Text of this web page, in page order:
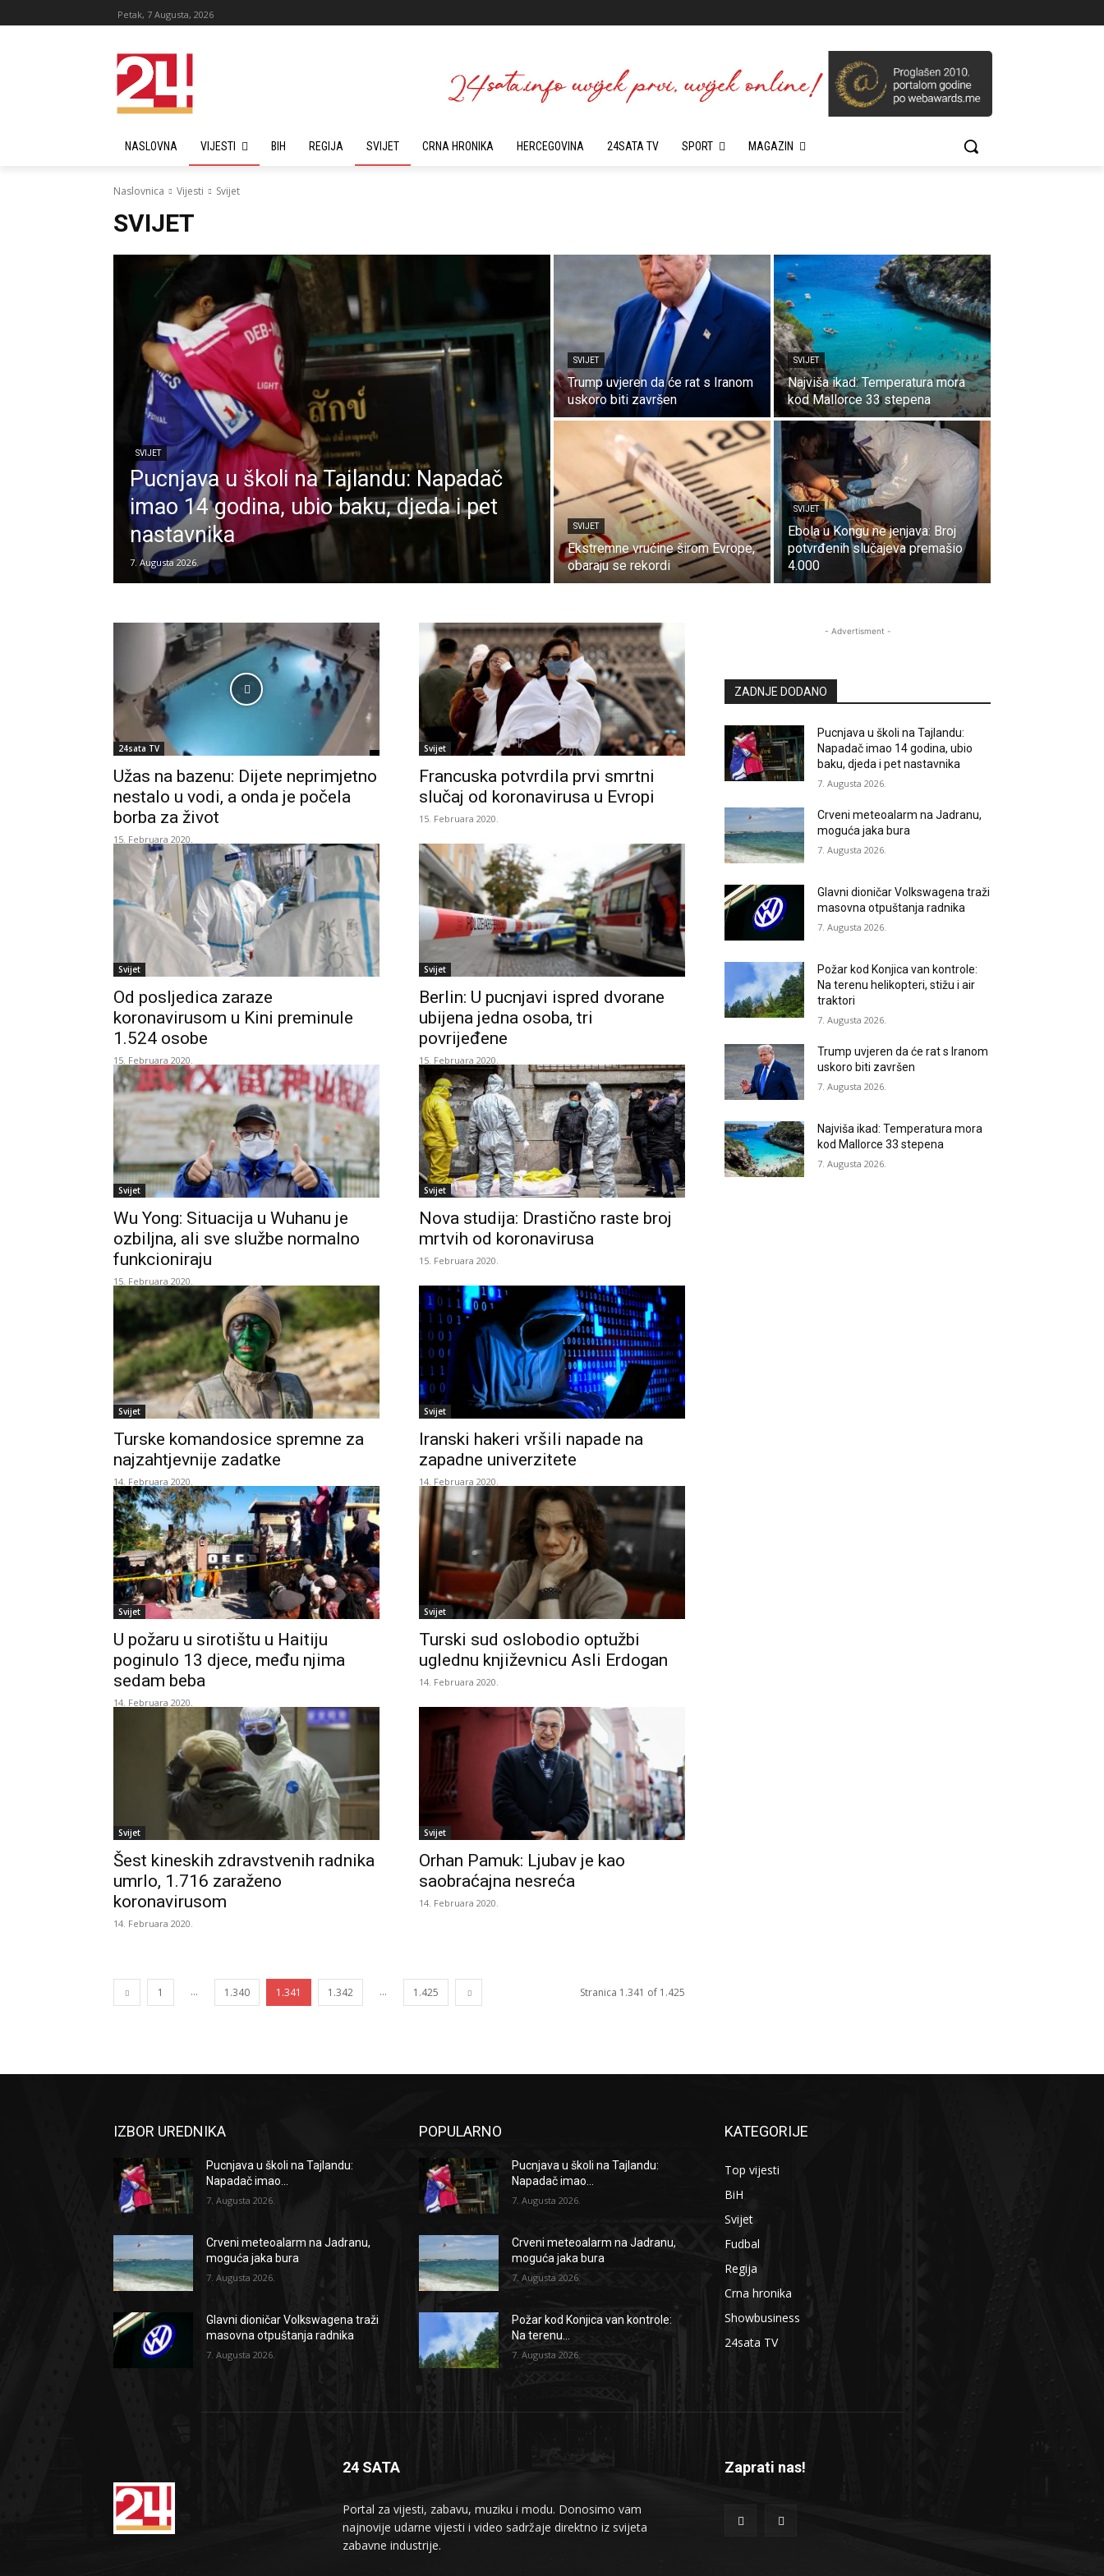
Petak, 7 Augusta, 2026
NASLOVNA VIJESTI BIH REGIJA SVIJET CRNA HRONIKA HERCEGOVINA 24SATA TV SPORT MAGAZIN
Naslovnica Vijesti Svijet
SVIJET
SVIJET
Pucnjava u školi na Tajlandu: Napadač
imao 14 godina, ubio baku, djeda i pet
nastavnika
7. Augusta 2026.
SVIJET
Trump uvjeren da će rat s Iranom
uskoro biti završen
SVIJET
Najviša ikad: Temperatura mora
kod Mallorce 33 stepena
SVIJET
Ekstremne vrućine širom Evrope,
obaraju se rekordi
SVIJET
Ebola u Kongu ne jenjava: Broj
potvrđenih slučajeva premašio
4.000
24sata TV
Užas na bazenu: Dijete neprimjetno
nestalo u vodi, a onda je počela
borba za život
15. Februara 2020.
Svijet
Francuska potvrdila prvi smrtni
slučaj od koronavirusa u Evropi
15. Februara 2020.
Svijet
Od posljedica zaraze
koronavirusom u Kini preminule
1.524 osobe
15. Februara 2020.
Svijet
Berlin: U pucnjavi ispred dvorane
ubijena jedna osoba, tri
povrijeđene
15. Februara 2020.
Svijet
Wu Yong: Situacija u Wuhanu je
ozbiljna, ali sve službe normalno
funkcioniraju
15. Februara 2020.
Svijet
Nova studija: Drastično raste broj
mrtvih od koronavirusa
15. Februara 2020.
Svijet
Turske komandosice spremne za
najzahtjevnije zadatke
14. Februara 2020.
Svijet
Iranski hakeri vršili napade na
zapadne univerzitete
14. Februara 2020.
Svijet
U požaru u sirotištu u Haitiju
poginulo 13 djece, među njima
sedam beba
14. Februara 2020.
Svijet
Turski sud oslobodio optužbi
uglednu književnicu Asli Erdogan
14. Februara 2020.
Svijet
Šest kineskih zdravstvenih radnika
umrlo, 1.716 zaraženo
koronavirusom
14. Februara 2020.
Svijet
Orhan Pamuk: Ljubav je kao
saobraćajna nesreća
14. Februara 2020.
1 ... 1.340 1.341 1.342 ... 1.425 Stranica 1.341 of 1.425
- Advertisment -
ZADNJE DODANO
Pucnjava u školi na Tajlandu:
Napadač imao 14 godina, ubio
baku, djeda i pet nastavnika
7. Augusta 2026.
Crveni meteoalarm na Jadranu,
moguća jaka bura
7. Augusta 2026.
Glavni dioničar Volkswagena traži
masovna otpuštanja radnika
7. Augusta 2026.
Požar kod Konjica van kontrole:
Na terenu helikopteri, stižu i air
traktori
7. Augusta 2026.
Trump uvjeren da će rat s Iranom
uskoro biti završen
7. Augusta 2026.
Najviša ikad: Temperatura mora
kod Mallorce 33 stepena
7. Augusta 2026.
IZBOR UREDNIKA
Pucnjava u školi na Tajlandu:
Napadač imao...
7. Augusta 2026.
Crveni meteoalarm na Jadranu,
moguća jaka bura
7. Augusta 2026.
Glavni dioničar Volkswagena traži
masovna otpuštanja radnika
7. Augusta 2026.
POPULARNO
Pucnjava u školi na Tajlandu:
Napadač imao...
7. Augusta 2026.
Crveni meteoalarm na Jadranu,
moguća jaka bura
7. Augusta 2026.
Požar kod Konjica van kontrole:
Na terenu...
7. Augusta 2026.
KATEGORIJE
Top vijesti
BiH
Svijet
Fudbal
Regija
Crna hronika
Showbusiness
24sata TV
24 SATA
Portal za vijesti, zabavu, muziku i modu. Donosimo vam
najnovije udarne vijesti i video sadržaje direktno iz svijeta
zabavne industrije.
Zaprati nas!